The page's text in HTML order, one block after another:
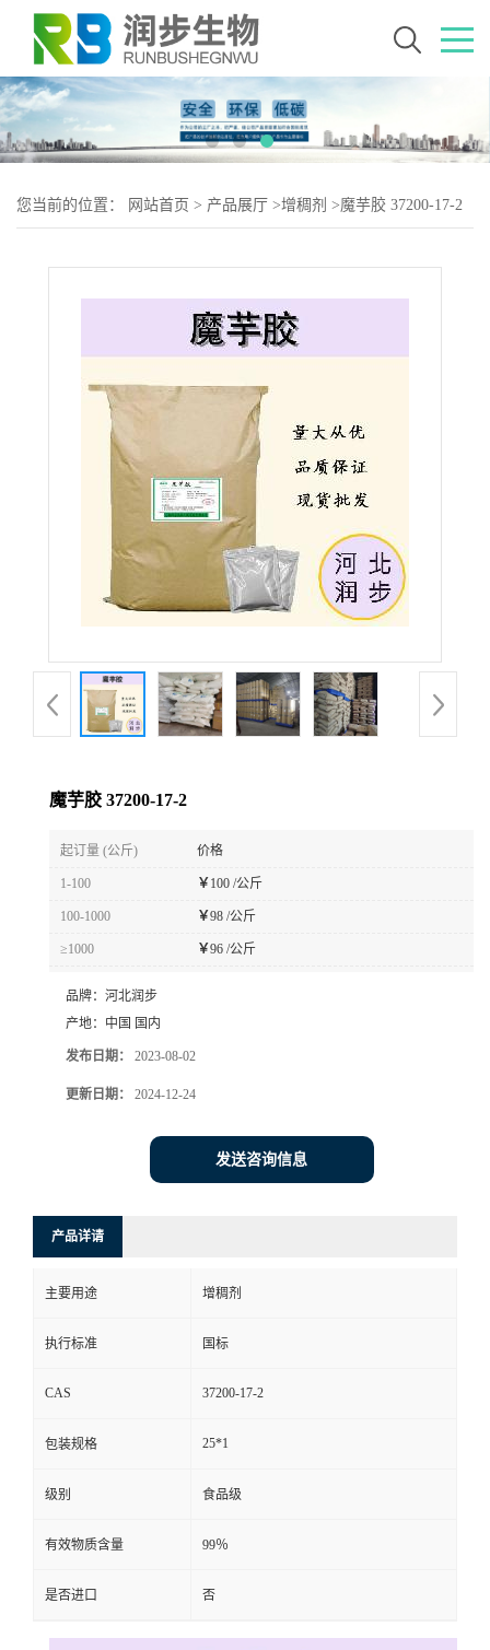
您当前的位置： 网站首页 > 产品展厅 >增稠剂 >魔芋胶 37200-17-2
魔芋胶 37200-17-2
起订量 (公斤) 价格
1-100 ￥100 /公斤
100-1000 ￥98 /公斤
≥1000 ￥96 /公斤
品牌： 河北润步
产地： 中国 国内
发布日期： 2023-08-02
更新日期： 2024-12-24
发送咨询信息
产品详请
主要用途 增稠剂
执行标准 国标
CAS 37200-17-2
包装规格 25*1
级别 食品级
有效物质含量 99％
是否进口 否